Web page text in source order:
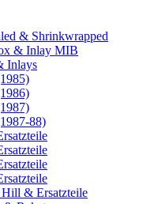
& Shrinkwrapped
& Inlay MIB
Inlays
88)
& Ersatzteile